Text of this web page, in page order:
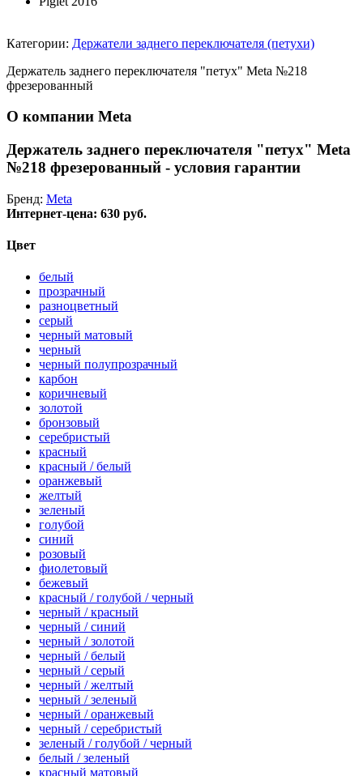
Категории: Держатели заднего переключателя (петухи)
Держатель заднего переключателя "петух" Meta №218
фрезерованный
О компании Meta
Держатель заднего переключателя "петух" Meta
№218 фрезерованный - условия гарантии
Бренд: Meta
Интернет-цена: 630 руб.
Цвет
белый
прозрачный
разноцветный
серый
черный матовый
черный
черный полупрозрачный
карбон
коричневый
золотой
бронзовый
серебристый
красный
красный / белый
оранжевый
желтый
зеленый
голубой
синий
розовый
фиолетовый
бежевый
красный / голубой / черный
черный / красный
черный / синий
черный / золотой
черный / белый
черный / серый
черный / желтый
черный / зеленый
черный / оранжевый
черный / серебристый
зеленый / голубой / черный
белый / зеленый
красный матовый